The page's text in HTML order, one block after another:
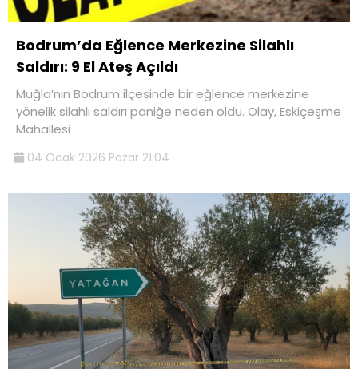
Bodrum’da Eğlence Merkezine Silahlı
Saldırı: 9 El Ateş Açıldı
Muğla’nın Bodrum ilçesinde bir eğlence merkezine
yönelik silahlı saldırı paniğe neden oldu. Olay, Eskiçeşme
Mahallesi
04 Ocak 2026 Pazar 21:04